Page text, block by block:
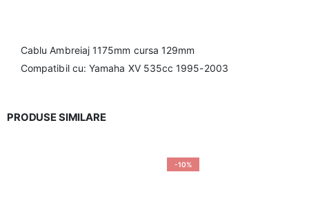
Cablu Ambreiaj 1175mm cursa 129mm
Compatibil cu: Yamaha XV 535cc 1995-2003
PRODUSE SIMILARE
-10%